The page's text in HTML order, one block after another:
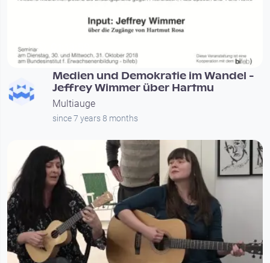
Medien und Demokratie im Wandel -
Jeffrey Wimmer über Hartmu
Multiauge
since 7 years 8 months